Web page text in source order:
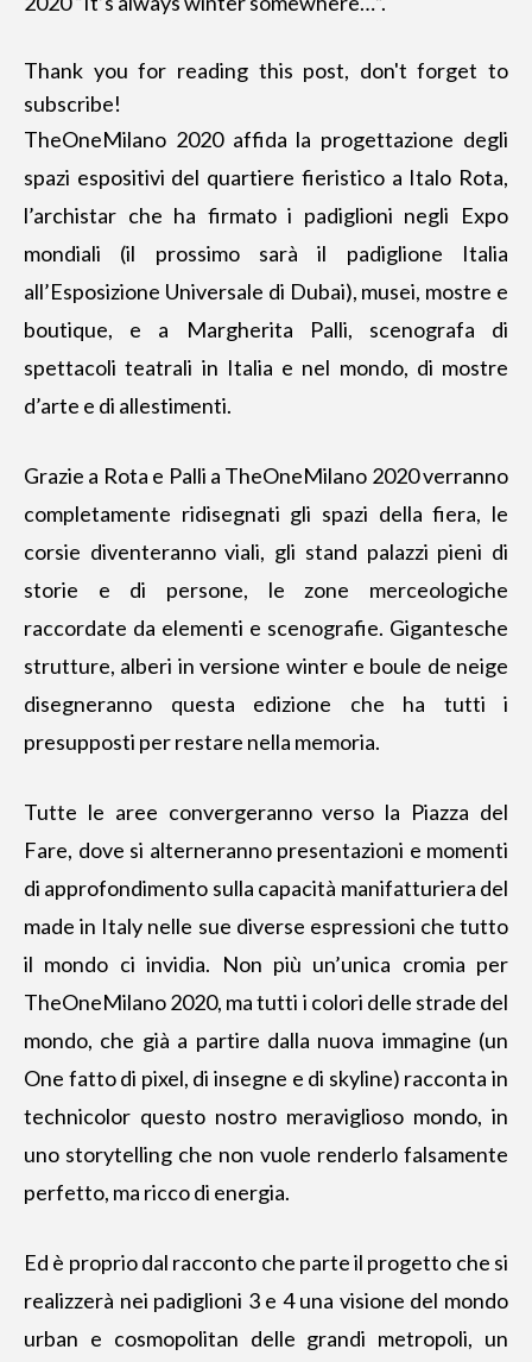
Thank you for reading this post, don't forget to
subscribe!
TheOneMilano 2020 affida la progettazione degli
spazi espositivi del quartiere fieristico a Italo Rota,
l’archistar che ha firmato i padiglioni negli Expo
mondiali (il prossimo sarà il padiglione Italia
all’Esposizione Universale di Dubai), musei, mostre e
boutique, e a Margherita Palli, scenografa di
spettacoli teatrali in Italia e nel mondo, di mostre
d’arte e di allestimenti.
Grazie a Rota e Palli a TheOneMilano 2020 verranno
completamente ridisegnati gli spazi della fiera, le
corsie diventeranno viali, gli stand palazzi pieni di
storie e di persone, le zone merceologiche
raccordate da elementi e scenografie. Gigantesche
strutture, alberi in versione winter e boule de neige
disegneranno questa edizione che ha tutti i
presupposti per restare nella memoria.
Tutte le aree convergeranno verso la Piazza del
Fare, dove si alterneranno presentazioni e momenti
di approfondimento sulla capacità manifatturiera del
made in Italy nelle sue diverse espressioni che tutto
il mondo ci invidia. Non più un’unica cromia per
TheOneMilano 2020, ma tutti i colori delle strade del
mondo, che già a partire dalla nuova immagine (un
One fatto di pixel, di insegne e di skyline) racconta in
technicolor questo nostro meraviglioso mondo, in
uno storytelling che non vuole renderlo falsamente
perfetto, ma ricco di energia.
Ed è proprio dal racconto che parte il progetto che si
realizzerà nei padiglioni 3 e 4 una visione del mondo
urban e cosmopolitan delle grandi metropoli, un